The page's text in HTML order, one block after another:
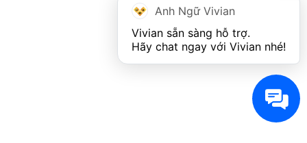
Anh Ngữ Vivian
Vivian sẵn sàng hỗ trợ.
Hãy chat ngay với Vivian nhé!